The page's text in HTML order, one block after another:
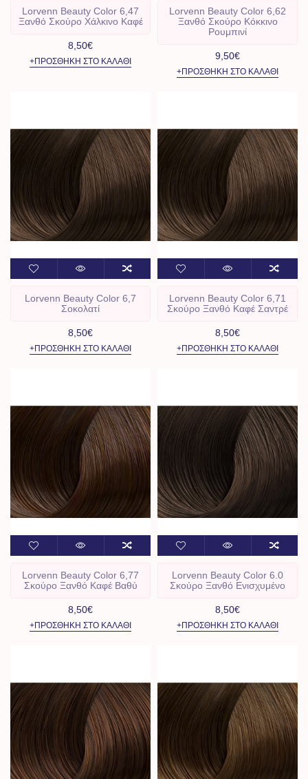
Lorvenn Beauty Color 6,47
Ξανθό Σκούρο Χάλκινο Καφέ
8,50€
+ΠΡΟΣΘΉΚΗ ΣΤΟ ΚΑΛΆΘΙ
Lorvenn Beauty Color 6,62
Ξανθό Σκούρο Κόκκινο
Ρουμπινί
9,50€
+ΠΡΟΣΘΉΚΗ ΣΤΟ ΚΑΛΆΘΙ
Lorvenn Beauty Color 6,7
Σοκολατί
8,50€
+ΠΡΟΣΘΉΚΗ ΣΤΟ ΚΑΛΆΘΙ
Lorvenn Beauty Color 6,71
Σκούρο Ξανθό Καφέ Σαντρέ
8,50€
+ΠΡΟΣΘΉΚΗ ΣΤΟ ΚΑΛΆΘΙ
Lorvenn Beauty Color 6,77
Σκούρο Ξανθό Καφέ Βαθύ
8,50€
+ΠΡΟΣΘΉΚΗ ΣΤΟ ΚΑΛΆΘΙ
Lorvenn Beauty Color 6.0
Σκούρο Ξανθό Ενισχυμένο
8,50€
+ΠΡΟΣΘΉΚΗ ΣΤΟ ΚΑΛΆΘΙ